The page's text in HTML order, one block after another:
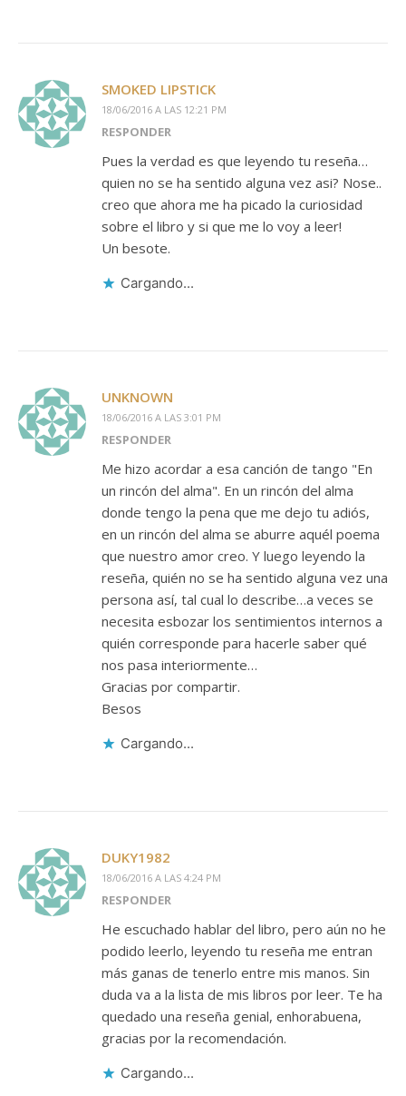
SMOKED LIPSTICK
18/06/2016 A LAS 12:21 PM
RESPONDER
Pues la verdad es que leyendo tu reseña…
quien no se ha sentido alguna vez asi? Nose..
creo que ahora me ha picado la curiosidad
sobre el libro y si que me lo voy a leer!
Un besote.
Cargando...
UNKNOWN
18/06/2016 A LAS 3:01 PM
RESPONDER
Me hizo acordar a esa canción de tango "En
un rincón del alma". En un rincón del alma
donde tengo la pena que me dejo tu adiós,
en un rincón del alma se aburre aquél poema
que nuestro amor creo. Y luego leyendo la
reseña, quién no se ha sentido alguna vez una
persona así, tal cual lo describe…a veces se
necesita esbozar los sentimientos internos a
quién corresponde para hacerle saber qué
nos pasa interiormente…
Gracias por compartir.
Besos
Cargando...
DUKY1982
18/06/2016 A LAS 4:24 PM
RESPONDER
He escuchado hablar del libro, pero aún no he
podido leerlo, leyendo tu reseña me entran
más ganas de tenerlo entre mis manos. Sin
duda va a la lista de mis libros por leer. Te ha
quedado una reseña genial, enhorabuena,
gracias por la recomendación.
Cargando...